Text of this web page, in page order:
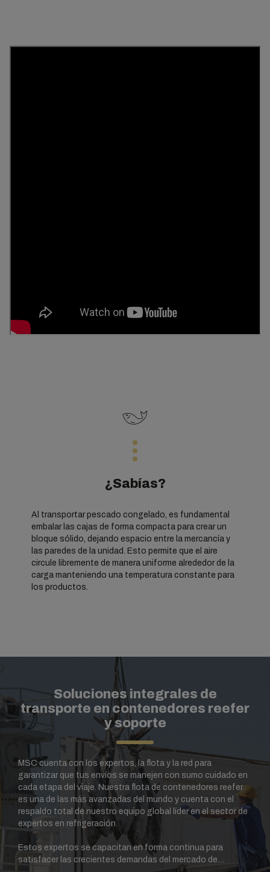
¿Sabías?
Al transportar pescado congelado, es fundamental
embalar las cajas de forma compacta para crear un
bloque sólido, dejando espacio entre la mercancía y
las paredes de la unidad. Esto permite que el aire
circule libremente de manera uniforme alrededor de la
carga manteniendo una temperatura constante para
los productos.
Soluciones integrales de
transporte en contenedores reefer
y soporte
MSC cuenta con los expertos, la flota y la red para
garantizar que tus envíos se manejen con sumo cuidado en
cada etapa del viaje. Nuestra flota de contenedores reefer
es una de las más avanzadas del mundo y cuenta con el
respaldo total de nuestro equipo global líder en el sector de
expertos en refrigeración.
Estos expertos se capacitan en forma continua para
satisfacer las crecientes demandas del mercado de